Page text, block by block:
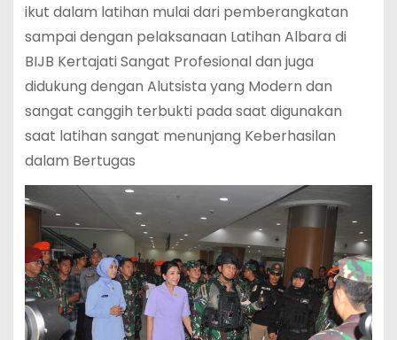
ikut dalam latihan mulai dari pemberangkatan
sampai dengan pelaksanaan Latihan Albara di
BIJB Kertajati Sangat Profesional dan juga
didukung dengan Alutsista yang Modern dan
sangat canggih terbukti pada saat digunakan
saat latihan sangat menunjang Keberhasilan
dalam Bertugas